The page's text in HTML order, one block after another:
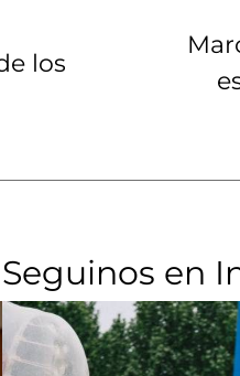
los
Seguinos en